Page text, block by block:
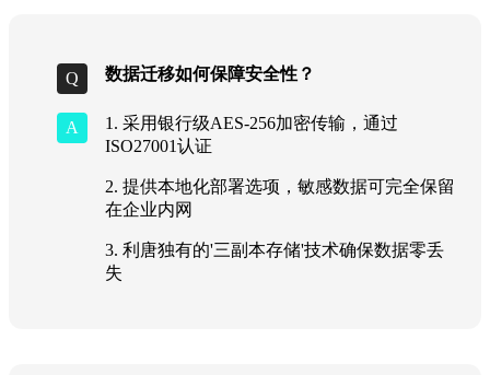
数据迁移如何保障安全性？
1. 采用银行级AES-256加密传输，通过
ISO27001认证
2. 提供本地化部署选项，敏感数据可完全保留
在企业内网
3. 利唐独有的'三副本存储'技术确保数据零丢
失